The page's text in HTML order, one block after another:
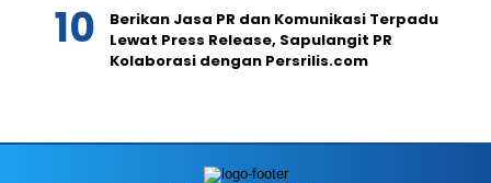
Berikan Jasa PR dan Komunikasi Terpadu
Lewat Press Release, Sapulangit PR
Kolaborasi dengan Persrilis.com